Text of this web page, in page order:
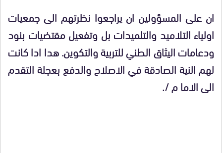
ان على المسؤولين ان يراجعوا نظرتهم الى جمعيات
اولياء التلاميد والتلميدات بل وتفعيل مقتضيات بنود
ودعامات اليثاق الطني للتربية والتكوين. هدا ادا كانت
لهم النية الصادقة في الاصلاح والدفع بعجلة التقدم
الى الاما م /.